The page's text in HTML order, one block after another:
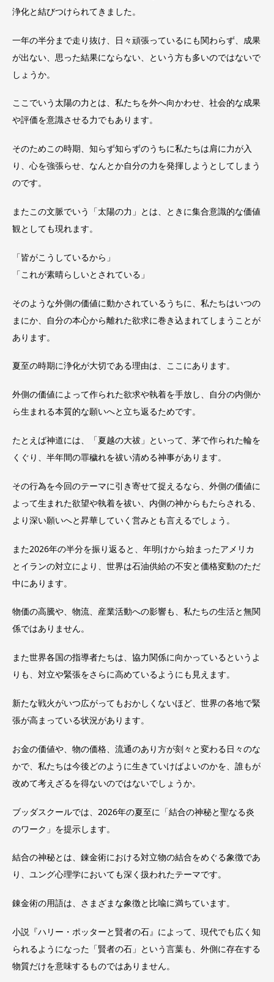
浄化と結びつけられてきました。
一年の半分まで走り抜け、日々頑張っているにも関わらず、成果
が出ない、思った結果にならない、という方も多いのではないで
しょうか。
ここでいう太陽の力とは、私たちを外へ向かわせ、社会的な成果
や評価を意識させる力でもあります。
そのためこの時期、知らず知らずのうちに私たちは肩に力が入
り、心を強張らせ、なんとか自分の力を発揮しようとしてしまう
のです。
またこの文脈でいう「太陽の力」とは、ときに集合意識的な価値
観としても現れます。
「皆がこうしているから」
「これが素晴らしいとされている」
そのような外側の価値に動かされているうちに、私たちはいつの
まにか、自分の本心から離れた欲求に巻き込まれてしまうことが
あります。
夏至の時期に浄化が大切である理由は、ここにあります。
外側の価値によって作られた欲求や執着を手放し、自分の内側か
ら生まれる本質的な願いへと立ち返るためです。
たとえば神道には、「夏越の大祓」といって、茅で作られた輪を
くぐり、半年間の罪穢れを祓い清める神事があります。
その行為を今回のテーマに引き寄せて捉えるなら、外側の価値に
よって生まれた欲望や執着を祓い、内側の神からもたらされる、
より深い願いへと昇華していく営みとも言えるでしょう。
また2026年の半分を振り返ると、年明けから始まったアメリカ
とイランの対立により、世界は石油供給の不安と価格変動のただ
中にあります。
物価の高騰や、物流、産業活動への影響も、私たちの生活と無関
係ではありません。
また世界各国の指導者たちは、協力関係に向かっているというよ
りも、対立や緊張をさらに高めているようにも見えます。
新たな戦火がいつ広がってもおかしくないほど、世界の各地で緊
張が高まっている状況があります。
お金の価値や、物の価格、流通のあり方が刻々と変わる日々のな
かで、私たちは今後どのように生きていけばよいのかを、誰もが
改めて考えざるを得ないのではないでしょうか。
ブッダスクールでは、2026年の夏至に「結合の神秘と聖なる炎
のワーク」を提示します。
結合の神秘とは、錬金術における対立物の結合をめぐる象徴であ
り、ユング心理学においても深く扱われたテーマです。
錬金術の用語は、さまざまな象徴と比喩に満ちています。
小説『ハリー・ポッターと賢者の石』によって、現代でも広く知
られるようになった「賢者の石」という言葉も、外側に存在する
物質だけを意味するものではありません。